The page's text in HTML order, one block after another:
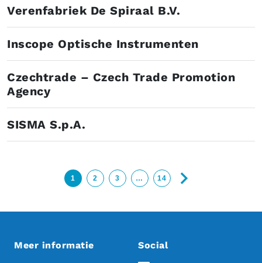
Verenfabriek De Spiraal B.V.
Inscope Optische Instrumenten
Czechtrade – Czech Trade Promotion
Agency
SISMA S.p.A.
1 2 3 … 14
Meer informatie Social